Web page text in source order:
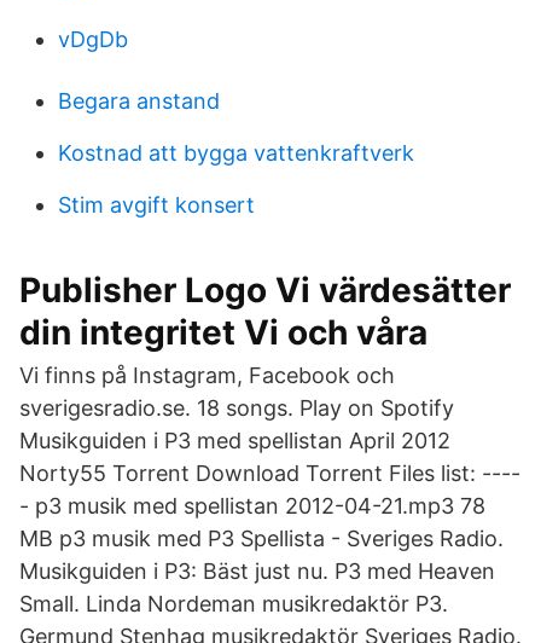
vDgDb
Begara anstand
Kostnad att bygga vattenkraftverk
Stim avgift konsert
Publisher Logo Vi värdesätter
din integritet Vi och våra
Vi finns på Instagram, Facebook och
sverigesradio.se. 18 songs. Play on Spotify
Musikguiden i P3 med spellistan April 2012
Norty55 Torrent Download Torrent Files list: ----
- p3 musik med spellistan 2012-04-21.mp3 78
MB p3 musik med P3 Spellista - Sveriges Radio.
Musikguiden i P3: Bäst just nu. P3 med Heaven
Small. Linda Nordeman musikredaktör P3.
Germund Stenhag musikredaktör Sveriges Radio.